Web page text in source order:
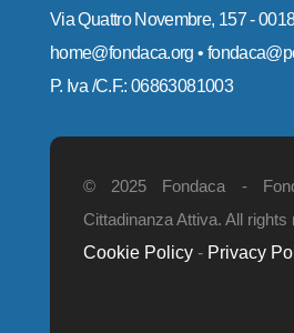
Via Quattro Novembre, 157 -
home@fondaca.org •
P. Iva /C.F.: 06863081003
© 2025 Fondaca -
Cittadinanza Attiva. All rights
Cookie Policy - Privacy